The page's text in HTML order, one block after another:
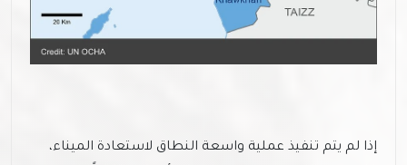
إذا لم يتم تنفيذ عملية واسعة النطاق لاستعادة الميناء،